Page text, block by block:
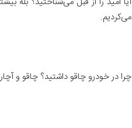
می‌کردیم.
چرا در خودرو چاقو داشتید؟ چاقو و